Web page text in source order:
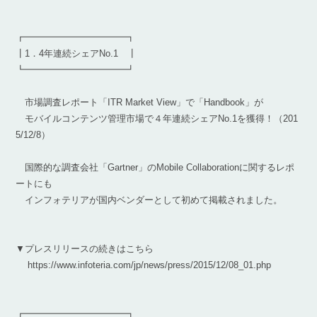
┏━━━━━━━━━━━┓
┃1．4年連続シェアNo.1 ┃
┗━━━━━━━━━━━┛
市場調査レポート「ITR Market View」で「Handbook」が
モバイルコンテンツ管理市場で４年連続シェアNo.1を獲得！（201
5/12/8）
国際的な調査会社「Gartner」のMobile Collaborationに関するレポ
ートにも
インフォテリアが国内ベンダーとして初めて掲載されました。
▼プレスリリースの続きはこちら
https://www.infoteria.com/jp/news/press/2015/12/08_01.php
┏━━━━━━━━━━━┓